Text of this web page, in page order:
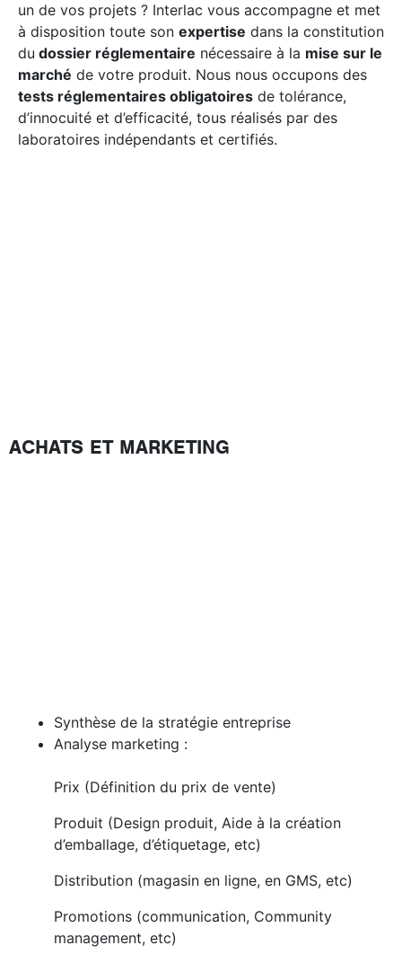
un de vos projets ? Interlac vous accompagne et met
à disposition toute son expertise dans la constitution
du dossier réglementaire nécessaire à la mise sur le
marché de votre produit. Nous nous occupons des
tests réglementaires obligatoires de tolérance,
d’innocuité et d’efficacité, tous réalisés par des
laboratoires indépendants et certifiés.
ACHATS ET MARKETING
Synthèse de la stratégie entreprise
Analyse marketing :
Prix (Définition du prix de vente)
Produit (Design produit, Aide à la création
d’emballage, d’étiquetage, etc)
Distribution (magasin en ligne, en GMS, etc)
Promotions (communication, Community
management, etc)